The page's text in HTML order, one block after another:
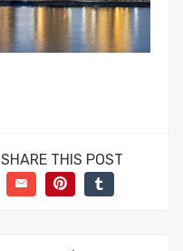
SHARE THIS POST